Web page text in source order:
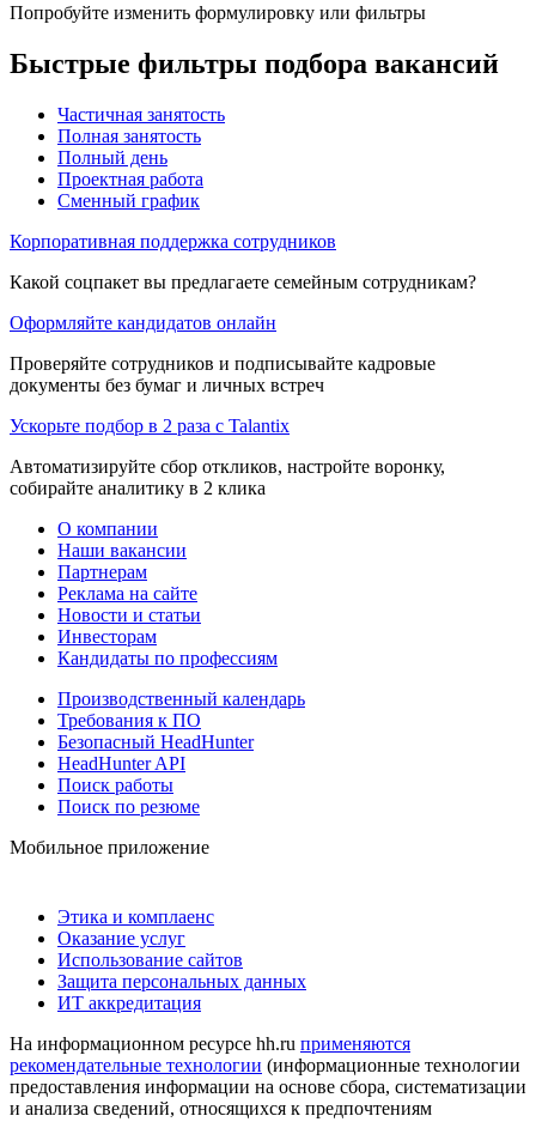
Попробуйте изменить формулировку или фильтры
Быстрые фильтры подбора вакансий
Частичная занятость
Полная занятость
Полный день
Проектная работа
Сменный график
Корпоративная поддержка сотрудников
Какой соцпакет вы предлагаете семейным сотрудникам?
Оформляйте кандидатов онлайн
Проверяйте сотрудников и подписывайте кадровые
документы без бумаг и личных встреч
Ускорьте подбор в 2 раза с Talantix
Автоматизируйте сбор откликов, настройте воронку,
собирайте аналитику в 2 клика
О компании
Наши вакансии
Партнерам
Реклама на сайте
Новости и статьи
Инвесторам
Кандидаты по профессиям
Производственный календарь
Требования к ПО
Безопасный HeadHunter
HeadHunter API
Поиск работы
Поиск по резюме
Мобильное приложение
Этика и комплаенс
Оказание услуг
Использование сайтов
Защита персональных данных
ИТ аккредитация
На информационном ресурсе hh.ru применяются
рекомендательные технологии (информационные технологии
предоставления информации на основе сбора, систематизации
и анализа сведений, относящихся к предпочтениям